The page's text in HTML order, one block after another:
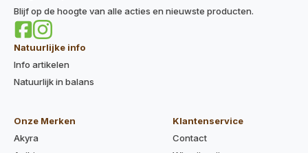
Blijf op de hoogte van alle acties en nieuwste producten.
Natuurlijke info
Info artikelen
Natuurlijk in balans
Onze Merken
Akyra
Klantenservice
Contact